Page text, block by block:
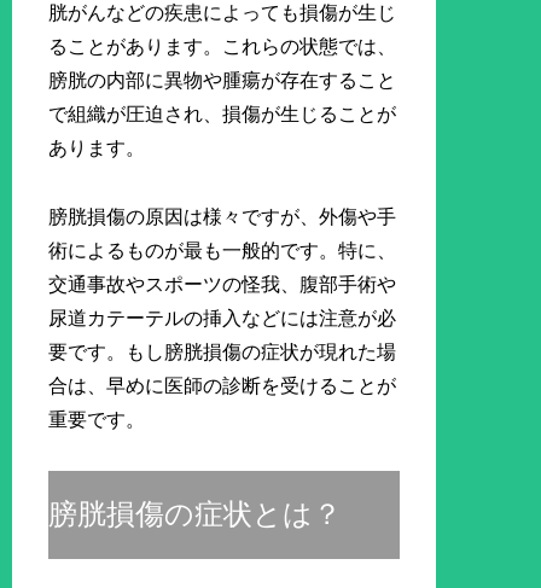
胱がんなどの疾患によっても損傷が生じ
ることがあります。これらの状態では、
膀胱の内部に異物や腫瘍が存在すること
で組織が圧迫され、損傷が生じることが
あります。
膀胱損傷の原因は様々ですが、外傷や手
術によるものが最も一般的です。特に、
交通事故やスポーツの怪我、腹部手術や
尿道カテーテルの挿入などには注意が必
要です。もし膀胱損傷の症状が現れた場
合は、早めに医師の診断を受けることが
重要です。
膀胱損傷の症状とは？